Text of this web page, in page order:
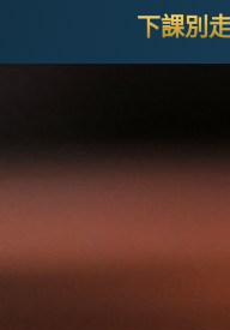
Enter)
下課別